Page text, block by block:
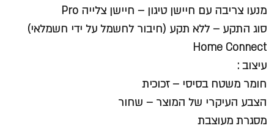
מנעו צריבה עם חיישן טיגון – חיישן צלייה Pro
סוג התקע – ללא תקע (חיבור לחשמל על ידי חשמלאי)
Home Connect
עיצוב :
חומר משטח בסיסי – זכוכית
הצבע העיקרי של המוצר – שחור
מסגרת מעוצבת